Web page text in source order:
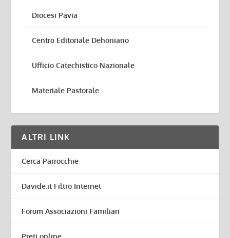
Diocesi Pavia
Centro Editoriale Dehoniano
Ufficio Catechistico Nazionale
Materiale Pastorale
ALTRI LINK
Cerca Parrocchie
Davide.it Filtro Internet
Forum Associazioni Familiari